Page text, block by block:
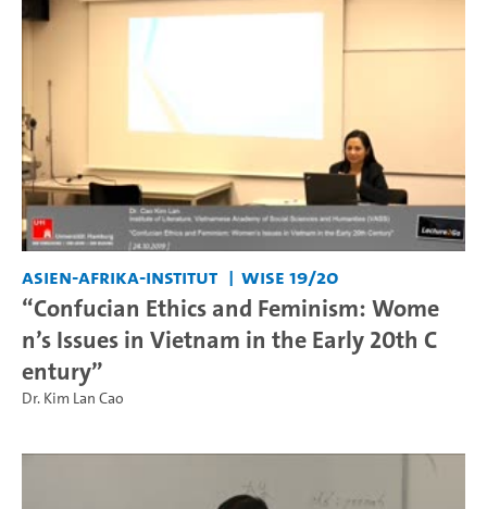
Asien-Afrika-Institut WiSe 19/20
“Confucian Ethics and Feminism: Wome
n’s Issues in Vietnam in the Early 20th C
entury”
Dr. Kim Lan Cao